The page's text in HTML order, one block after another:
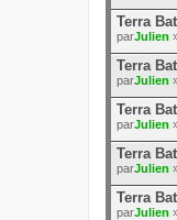
Terra
parJulien
Terra
parJulien
Terra
parJulien
Terra
parJulien
Terra
parJulien